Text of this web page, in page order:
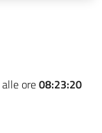
alle ore08:23:20